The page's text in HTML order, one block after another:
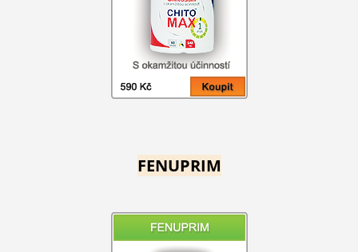
FENUPRIM